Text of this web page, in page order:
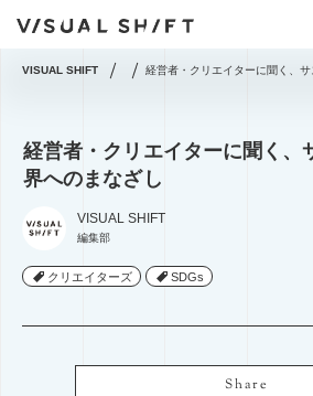
タグから検索
動画
ドローン アート×ビジネス
ストックフォト
ソーシャルメディア
グラフィックデザイン
空間デザイン
VISUAL SHIFT 経営者・クリエイターに聞く、サ
経営者・クリエイターに聞く、
界へのまなざし
VISUAL SHIFT
編集部
クリエイターズ
クリエイターズ SDGs
SDGs
Share
Share